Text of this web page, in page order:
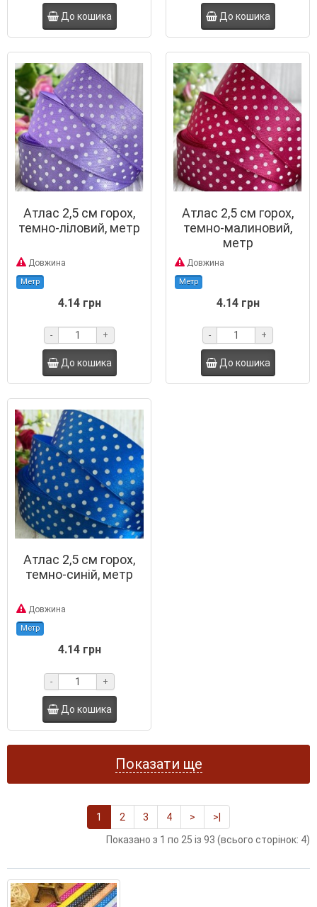
До кошика До кошика
Атлас 2,5 см горох,
темно-ліловий, метр
Довжина
Метр
4.14 грн
- +
До кошика
Атлас 2,5 см горох,
темно-малиновий,
метр
Довжина
Метр
4.14 грн
- +
До кошика
Атлас 2,5 см горох,
темно-синій, метр
Довжина
Метр
4.14 грн
- +
До кошика
Показати ще
1 2 3 4 >
>|
Показано з 1 по 25 із 93 (всього сторінок: 4)